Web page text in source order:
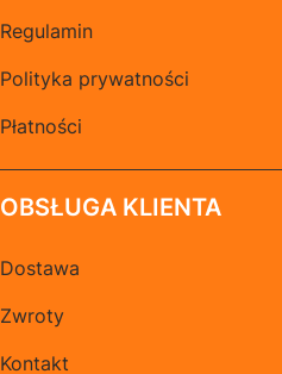
Regulamin
Polityka prywatności
Płatności
OBSŁUGA KLIENTA
Dostawa
Zwroty
Kontakt